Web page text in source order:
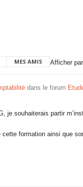
MES AMIS Afficher
dans le forum
je souhaiterais partir
formation ainsi que